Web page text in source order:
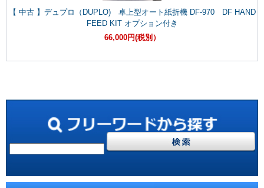
【 中古 】デュプロ（DUPLO) 卓上型オート紙折機 DF-970 DF HAND
FEED KIT オプション付き
66,000円(税別）